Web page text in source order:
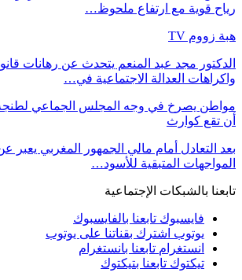
رياح قوية مع ارتفاع ملحوظ…
هبة زووم TV
واكراهات العدالة الاجتماعية في…
مواطن يصرخ في وجه المجلس الجماعي
أن تقع كوارث
بعد التعادل أمام مالي الجمهور المغربي يعبر
المواجهات المتبقية للأسود…
تابعنا بالشبكات الإجتماعية
فايسبوك تابعنا بالفايسبوك
يوتوب اشترك بقناتنا على يوتوب
انستغرام تابعنا بانستغرام
تيكتوك تابعنا بتيكتوك